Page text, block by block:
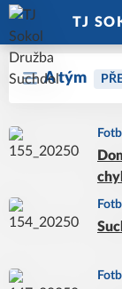
TJ
A tým